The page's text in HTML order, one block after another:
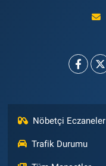
Nöbetçi Eczaneler
Trafik Durumu